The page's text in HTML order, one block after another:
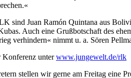
sind Juan Ramón Quintana aus
Auch eine Grußbotschaft des
verhindern« nimmt u. a. Sören
Konferenz unterwww.jungewelt.de/rlk
stellen wir gerne am Freitag eine